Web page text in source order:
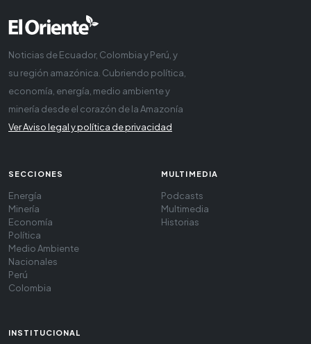
Noticias de Ecuador, Colombia y Perú, y
su región amazónica. Cubriendo política,
economía, energía, medio ambiente y
minería desde el corazón de la Amazonía
Ver Aviso legal y política de privacidad
SECCIONES
Energía
Minería
Economía
Política
Medio Ambiente
Nacionales
Perú
Colombia
MULTIMEDIA
Podcasts
Multimedia
Historias
INSTITUCIONAL